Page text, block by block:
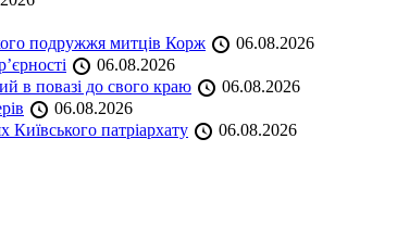
подружжя митців Корж
06.08.2026
06.08.2026
в повазі до свого краю
06.08.2026
06.08.2026
патріархату
06.08.2026